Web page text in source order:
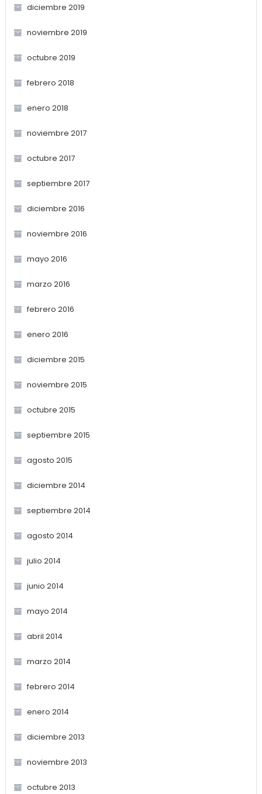
diciembre 2019
noviembre 2019
octubre 2019
febrero 2018
enero 2018
noviembre 2017
octubre 2017
septiembre 2017
diciembre 2016
noviembre 2016
mayo 2016
marzo 2016
febrero 2016
enero 2016
diciembre 2015
noviembre 2015
octubre 2015
septiembre 2015
agosto 2015
diciembre 2014
septiembre 2014
agosto 2014
julio 2014
junio 2014
mayo 2014
abril 2014
marzo 2014
febrero 2014
enero 2014
diciembre 2013
noviembre 2013
octubre 2013